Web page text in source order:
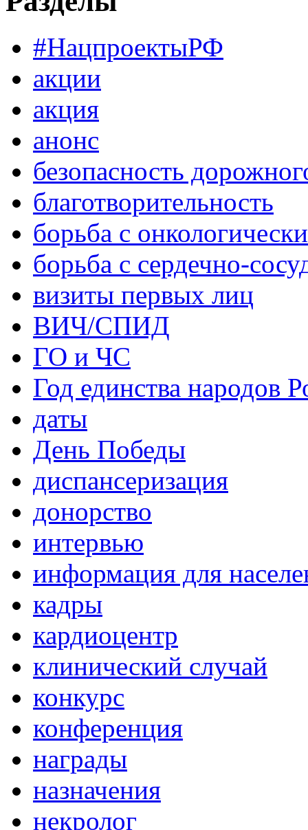
#НацпроектыРФ
акции
акция
анонс
безопасность
благотворительность
борьба с
борьба с сердечно-
визиты первых лиц
ВИЧ/СПИД
ГО и ЧС
Год единства народов
даты
День Победы
диспансеризация
донорство
интервью
информация для
кадры
кардиоцентр
клинический случай
конкурс
конференция
награды
назначения
некролог